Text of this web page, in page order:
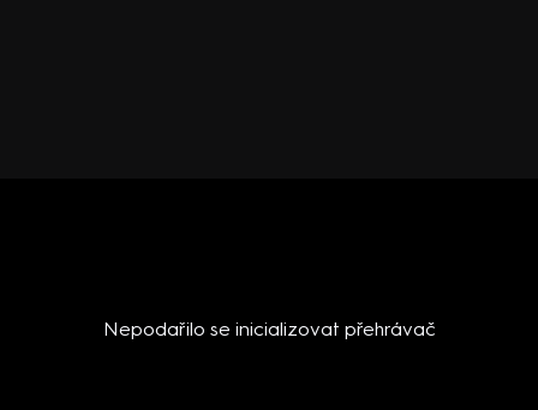
Nepodařilo se inicializovat přehrávač